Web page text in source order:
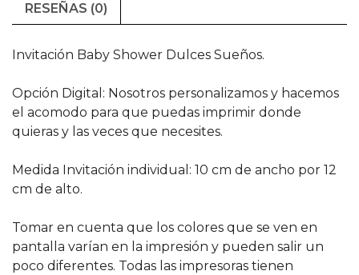
RESEÑAS (0)
Invitación Baby Shower Dulces Sueños.
Opción Digital: Nosotros personalizamos y hacemos
el acomodo para que puedas imprimir donde
quieras y las veces que necesites.
Medida Invitación individual: 10 cm de ancho por 12
cm de alto.
Tomar en cuenta que los colores que se ven en
pantalla varían en la impresión y pueden salir un
poco diferentes. Todas las impresoras tienen